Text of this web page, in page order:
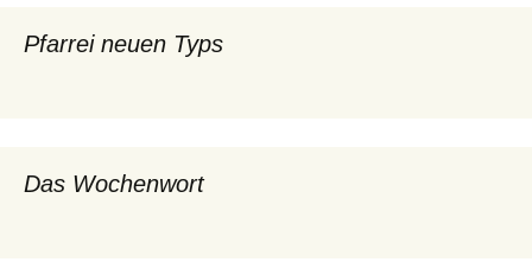
Pfarrei neuen Typs
Das Wochenwort